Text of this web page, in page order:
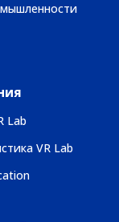
Lab
VR Lab